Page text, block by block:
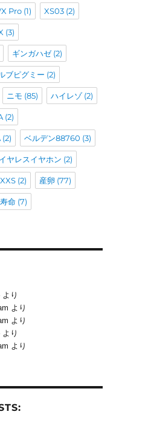
Pro(1) XS03(2)
(3)
ギンガハゼ(2)
ブピグミー (2)
ニモ (85) ハイレゾ(2)
(2)
(2) ベルデン88760 (3)
ヤレスイヤホン (2)
(2) 産卵 (77)
命 (7)
より
より
より
より
より